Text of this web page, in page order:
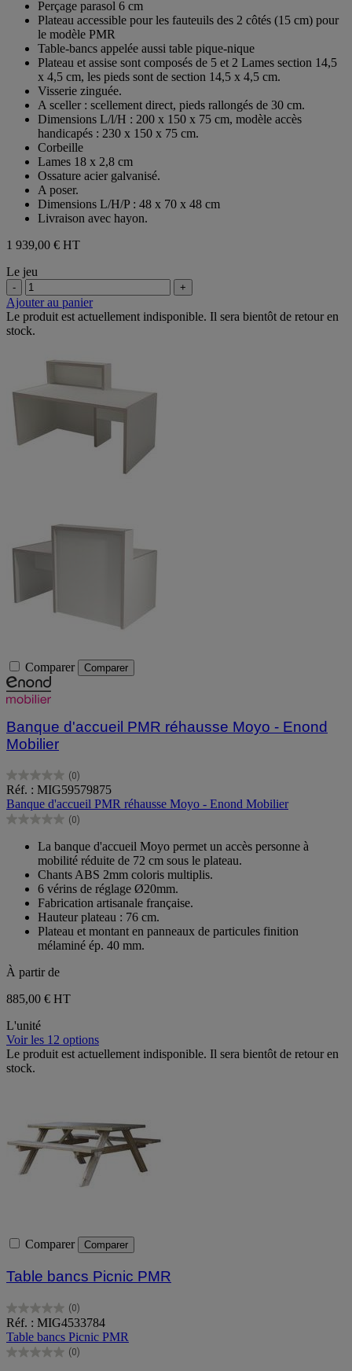
étoiles.
Perçage parasol 6 cm
Plateau accessible pour les fauteuils des 2 côtés (15 cm) pour
le modèle PMR
Table-bancs appelée aussi table pique-nique
Plateau et assise sont composés de 5 et 2 Lames section 14,5
x 4,5 cm, les pieds sont de section 14,5 x 4,5 cm.
Visserie zinguée.
A sceller : scellement direct, pieds rallongés de 30 cm.
Dimensions L/l/H : 200 x 150 x 75 cm, modèle accès
handicapés : 230 x 150 x 75 cm.
Corbeille
Lames 18 x 2,8 cm
Ossature acier galvanisé.
A poser.
Dimensions L/H/P : 48 x 70 x 48 cm
Livraison avec hayon.
1 939,00 € HT
Le jeu
- +
Ajouter au panier
Le produit est actuellement indisponible. Il sera bientôt de retour en
stock.
Comparer Comparer
Banque d'accueil PMR réhausse Moyo - Enond
Mobilier
(0)
0.0
sur
5
étoiles.
Réf. : MIG59579875
Banque d'accueil PMR réhausse Moyo - Enond Mobilier
(0)
0.0
étoiles.
La banque d'accueil Moyo permet un accès personne à
mobilité réduite de 72 cm sous le plateau.
Chants ABS 2mm coloris multiplis.
6 vérins de réglage Ø20mm.
Fabrication artisanale française.
Hauteur plateau : 76 cm.
Plateau et montant en panneaux de particules finition
mélaminé ép. 40 mm.
À partir de
885,00 € HT
L'unité
Voir les 12 options
Le produit est actuellement indisponible. Il sera bientôt de retour en
stock.
Comparer Comparer
Table bancs Picnic PMR
(0)
0.0
sur
5
étoiles.
Réf. : MIG4533784
Table bancs Picnic PMR
(0)
0.0